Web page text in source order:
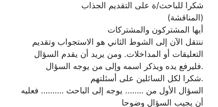
شكرا للباحث/ة على التقديم الجذاب
(المناقشة)
أيها المشتركون والمشتركات
ننتقل الآن إلى الشوط الثاني هو الاستجواب وتقديم
التعليقات أو المداخلات. ومن يريد أن يقدم السؤال
فليرفع يده ويذكر اسمه وإلى من يوجه السؤال.
شكرا لكل السائلين على أسئلتهم.
السؤال الأول من …….. يوجه إلى الباحث ………. فعليه
أن يجيب السؤال وضوحا